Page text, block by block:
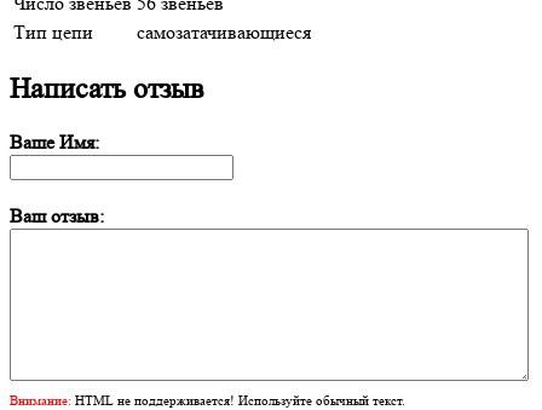
Тип цепи
самозатачивающиеся
Написать отзыв
Ваше Имя:
Ваш отзыв:
Внимание: HTML не поддерживается! Используйте обычный текст.